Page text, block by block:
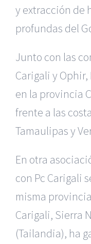
y extracción de
profundas del
Junto con las
Carigali y
en la provincia
frente a las
Tamaulipas y
En otra
con Pc Carigali
misma
Carigali, Sierra
(Tailandia), ha